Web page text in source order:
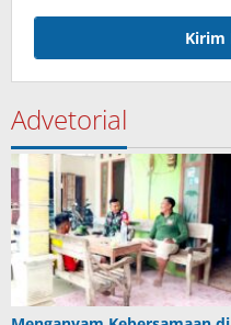
Advetorial